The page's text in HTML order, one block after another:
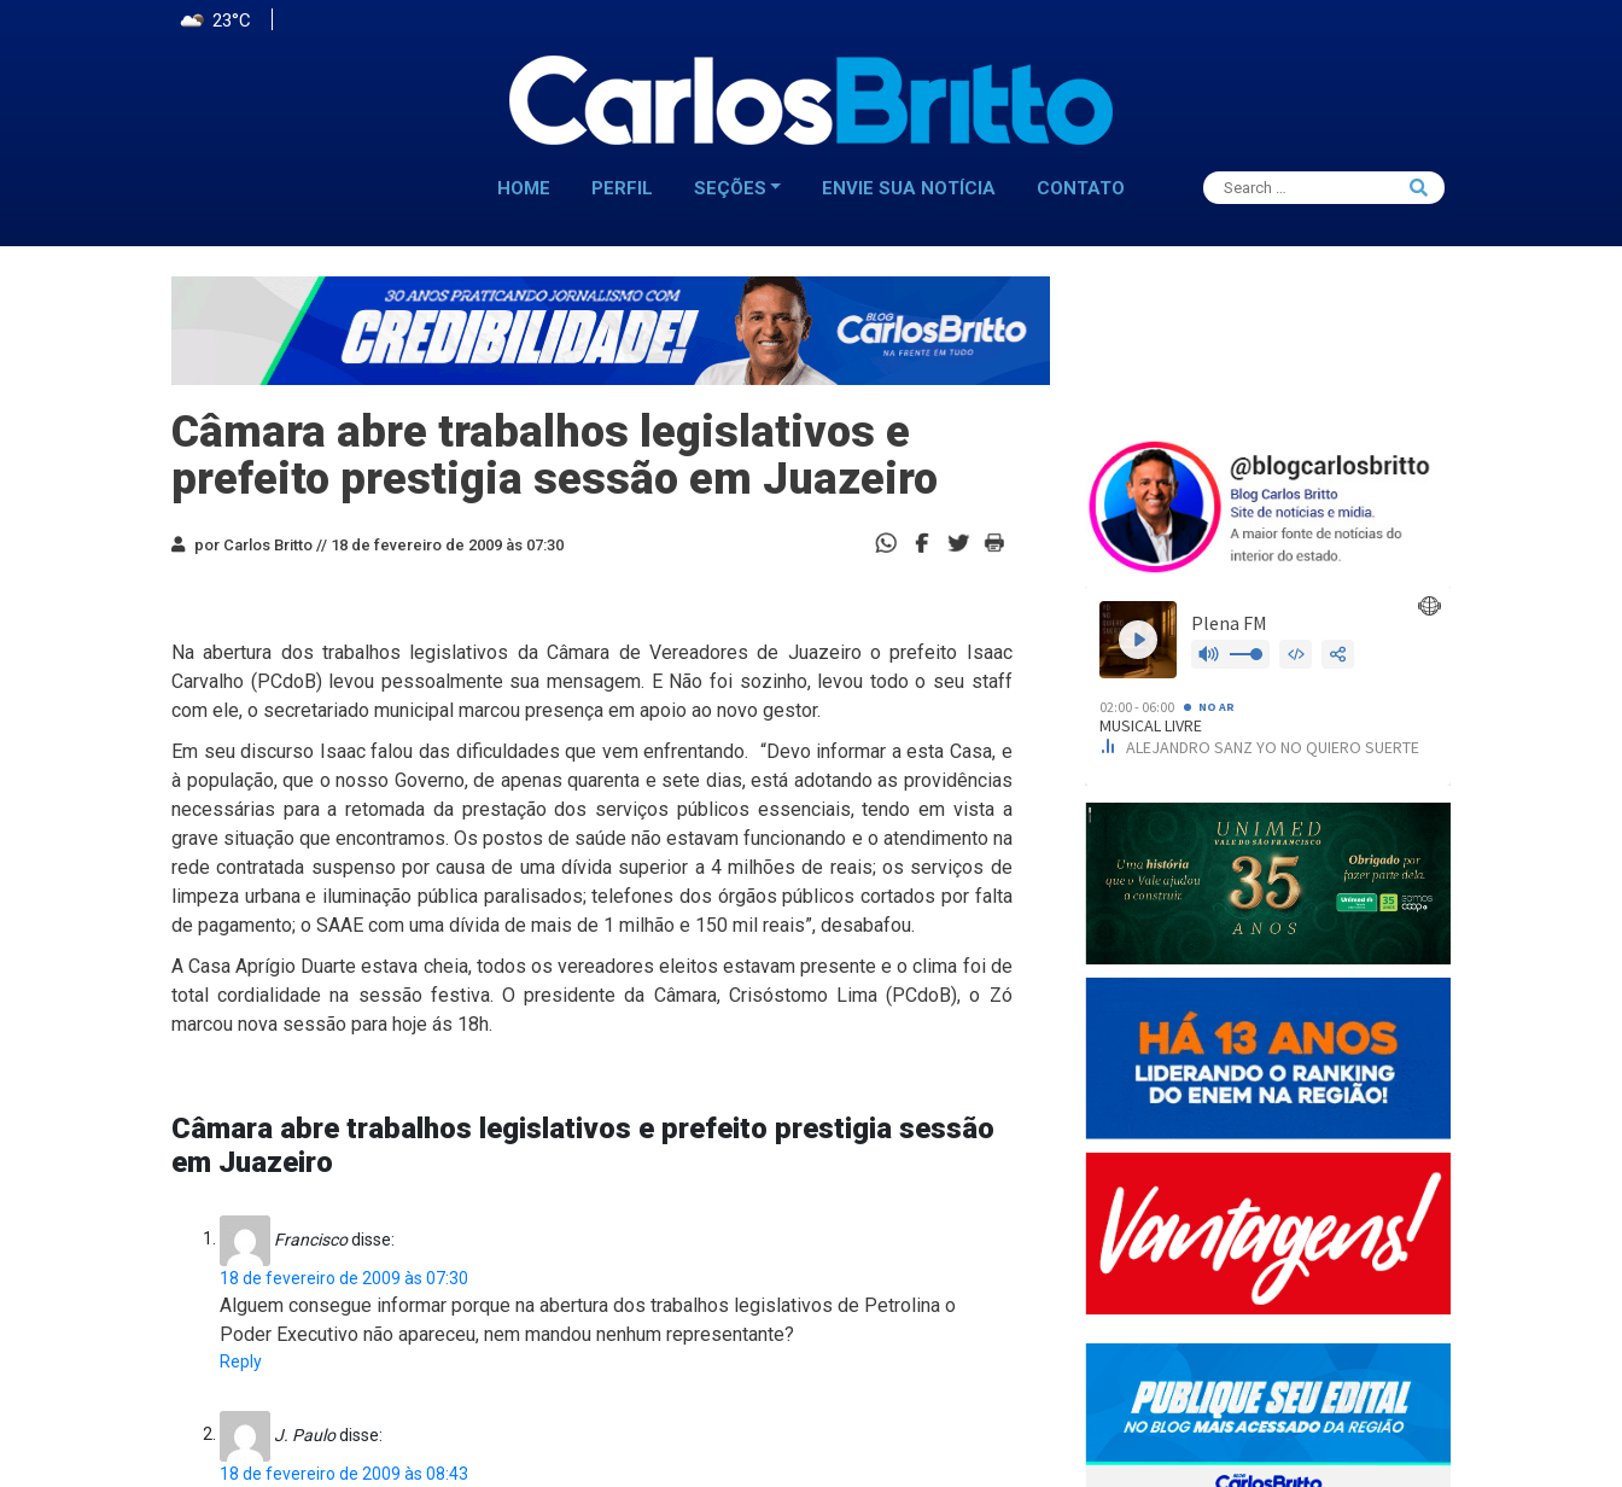
23°C
HOME PERFIL SEÇÕES ENVIE SUA NOTÍCIA CONTATO
Search
for:
Search
Câmara abre trabalhos legislativos e
prefeito prestigia sessão em Juazeiro
por Carlos Britto // 18 de fevereiro de 2009 às 07:30
Na abertura dos trabalhos legislativos da Câmara de Vereadores de Juazeiro o prefeito Isaac
Carvalho (PCdoB) levou pessoalmente sua mensagem. E Não foi sozinho, levou todo o seu staff
com ele, o secretariado municipal marcou presença em apoio ao novo gestor.
Em seu discurso Isaac falou das dificuldades que vem enfrentando. “Devo informar a esta Casa, e
à população, que o nosso Governo, de apenas quarenta e sete dias, está adotando as providências
necessárias para a retomada da prestação dos serviços públicos essenciais, tendo em vista a
grave situação que encontramos. Os postos de saúde não estavam funcionando e o atendimento na
rede contratada suspenso por causa de uma dívida superior a 4 milhões de reais; os serviços de
limpeza urbana e iluminação pública paralisados; telefones dos órgãos públicos cortados por falta
de pagamento; o SAAE com uma dívida de mais de 1 milhão e 150 mil reais”, desabafou.
A Casa Aprígio Duarte estava cheia, todos os vereadores eleitos estavam presente e o clima foi de
total cordialidade na sessão festiva. O presidente da Câmara, Crisóstomo Lima (PCdoB), o Zó
marcou nova sessão para hoje ás 18h.
Câmara abre trabalhos legislativos e prefeito prestigia sessão
em Juazeiro
Franciscodisse:
18 de fevereiro de 2009 às 07:30
Alguem consegue informar porque na abertura dos trabalhos legislativos de Petrolina o
Poder Executivo não apareceu, nem mandou nenhum representante?
Reply
J. Paulodisse:
18 de fevereiro de 2009 às 08:43